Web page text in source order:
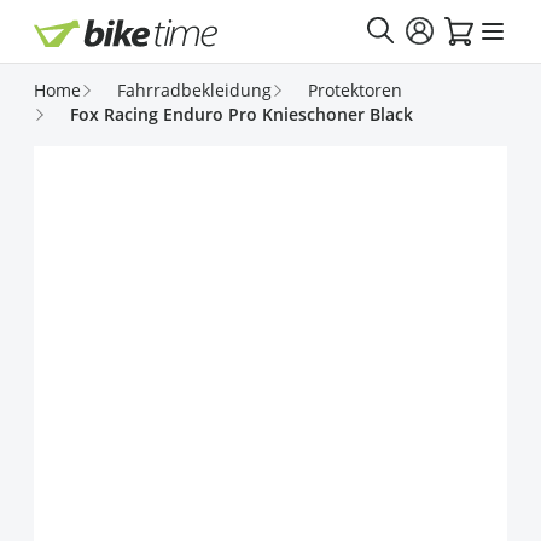
Direkt zum Inhalt
Home Fahrradbekleidung
Protektoren
Fox Racing Enduro Pro Knieschoner Black